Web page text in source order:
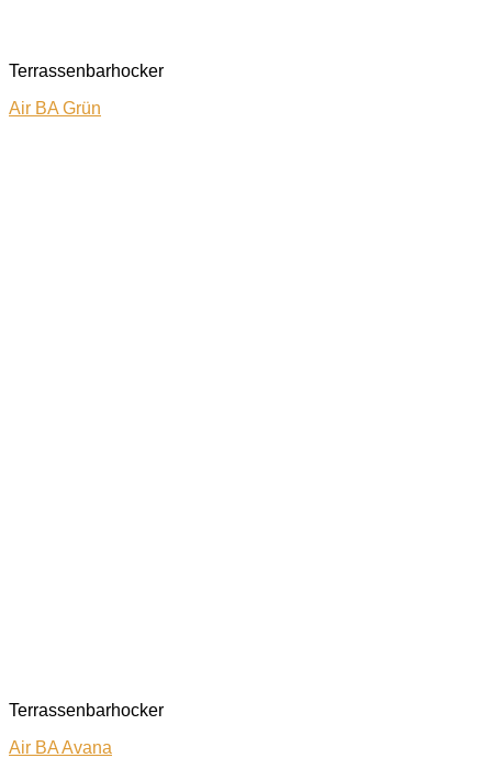
Terrassenbarhocker
Air BA Grün
Terrassenbarhocker
Air BA Avana